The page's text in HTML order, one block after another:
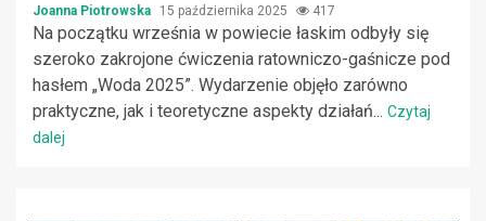
Joanna Piotrowska 15 października 2025 417
Na początku września w powiecie łaskim odbyły się
szeroko zakrojone ćwiczenia ratowniczo-gaśnicze pod
hasłem „Woda 2025”. Wydarzenie objęło zarówno
praktyczne, jak i teoretyczne aspekty działań... Czytaj
dalej